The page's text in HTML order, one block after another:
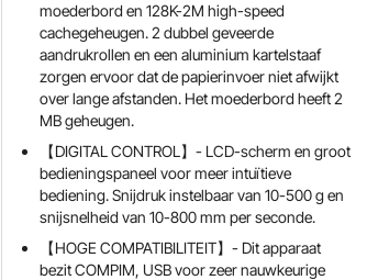
moederbord en 128K-2M high-speed
cachegeheugen. 2 dubbel geveerde
aandrukrollen en een aluminium kartelstaaf
zorgen ervoor dat de papierinvoer niet afwijkt
over lange afstanden. Het moederbord heeft 2
MB geheugen.
【DIGITAL CONTROL】- LCD-scherm en groot
bedieningspaneel voor meer intuïtieve
bediening. Snijdruk instelbaar van 10-500 g en
snijsnelheid van 10-800 mm per seconde.
【HOGE COMPATIBILITEIT】- Dit apparaat
bezit COMPIM, USB voor zeer nauwkeurige